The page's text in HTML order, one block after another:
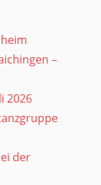
–
2026
der